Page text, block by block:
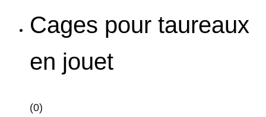
Cages pour taureaux
en jouet
(0)